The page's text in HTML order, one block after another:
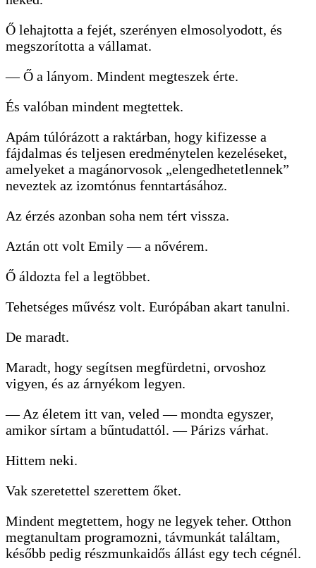
Ő lehajtotta a fejét, szerényen elmosolyodott, és
megszorította a vállamat.
— Ő a lányom. Mindent megteszek érte.
És valóban mindent megtettek.
Apám túlórázott a raktárban, hogy kifizesse a
fájdalmas és teljesen eredménytelen kezeléseket,
amelyeket a magánorvosok „elengedhetetlennek”
neveztek az izomtónus fenntartásához.
Az érzés azonban soha nem tért vissza.
Aztán ott volt Emily — a nővérem.
Ő áldozta fel a legtöbbet.
Tehetséges művész volt. Európában akart tanulni.
De maradt.
Maradt, hogy segítsen megfürdetni, orvoshoz
vigyen, és az árnyékom legyen.
— Az életem itt van, veled — mondta egyszer,
amikor sírtam a bűntudattól. — Párizs várhat.
Hittem neki.
Vak szeretettel szerettem őket.
Mindent megtettem, hogy ne legyek teher. Otthon
megtanultam programozni, távmunkát találtam,
később pedig részmunkaidős állást egy tech cégnél.